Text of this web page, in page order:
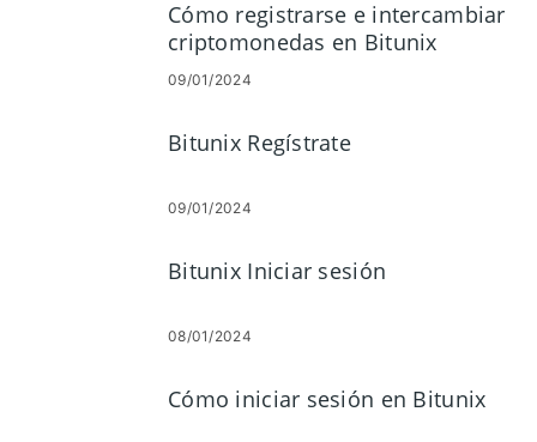
Cómo registrarse e intercambiar
criptomonedas en Bitunix
09/01/2024
Bitunix Regístrate
09/01/2024
Bitunix Iniciar sesión
08/01/2024
Cómo iniciar sesión en Bitunix